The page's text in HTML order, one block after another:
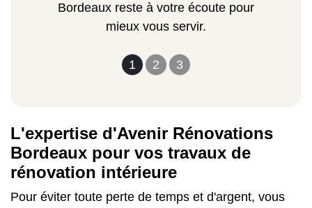
1 2 3
Bordeaux reste à votre écoute pour
mieux vous servir.
L'expertise d'Avenir Rénovations
Bordeaux pour vos travaux de
rénovation intérieure
Pour éviter toute perte de temps et d'argent, vous